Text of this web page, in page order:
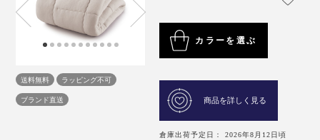
送料無料
ラッピング不可
ブランド直送
カラーを選ぶ
商品を詳しく見る
倉庫出荷予定日： 2026年8月12日頃